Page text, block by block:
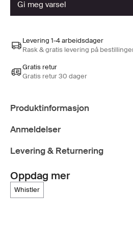
gi meg varsel
Levering 1-4 arbeidsdager
Rask & gratis levering på
Gratis retur
Gratis retur 30 dager
Produktinformasjon
Anmeldelser
Levering & Returnering
Oppdag mer
whistler